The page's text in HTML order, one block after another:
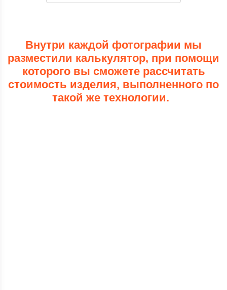
Внутри каждой фотографии мы
разместили калькулятор, при помощи
которого вы сможете рассчитать
стоимость изделия, выполненного по
такой же технологии.